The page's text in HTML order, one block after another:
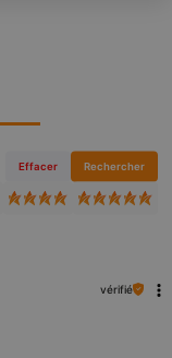
Effacer Rechercher
vérifié